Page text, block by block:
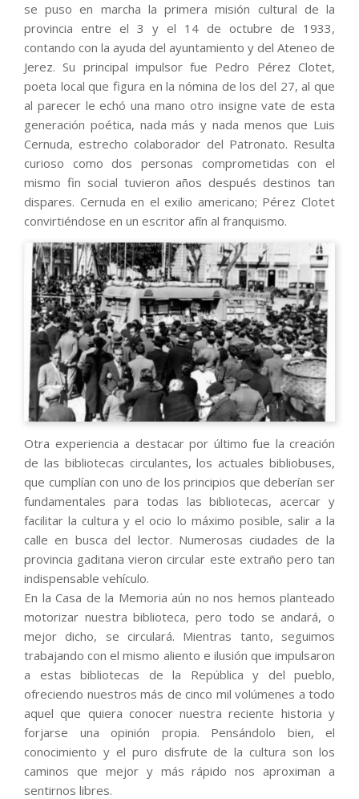
se puso en marcha la primera misión cultural de la
provincia entre el 3 y el 14 de octubre de 1933,
contando con la ayuda del ayuntamiento y del Ateneo de
Jerez. Su principal impulsor fue Pedro Pérez Clotet,
poeta local que figura en la nómina de los del 27, al que
al parecer le echó una mano otro insigne vate de esta
generación poética, nada más y nada menos que Luis
Cernuda, estrecho colaborador del Patronato. Resulta
curioso como dos personas comprometidas con el
mismo fin social tuvieron años después destinos tan
dispares. Cernuda en el exilio americano; Pérez Clotet
convirtiéndose en un escritor afín al franquismo.
Otra experiencia a destacar por último fue la creación
de las bibliotecas circulantes, los actuales bibliobuses,
que cumplían con uno de los principios que deberían ser
fundamentales para todas las bibliotecas, acercar y
facilitar la cultura y el ocio lo máximo posible, salir a la
calle en busca del lector. Numerosas ciudades de la
provincia gaditana vieron circular este extraño pero tan
indispensable vehículo.
En la Casa de la Memoria aún no nos hemos planteado
motorizar nuestra biblioteca, pero todo se andará, o
mejor dicho, se circulará. Mientras tanto, seguimos
trabajando con el mismo aliento e ilusión que impulsaron
a estas bibliotecas de la República y del pueblo,
ofreciendo nuestros más de cinco mil volúmenes a todo
aquel que quiera conocer nuestra reciente historia y
forjarse una opinión propia. Pensándolo bien, el
conocimiento y el puro disfrute de la cultura son los
caminos que mejor y más rápido nos aproximan a
sentirnos libres.